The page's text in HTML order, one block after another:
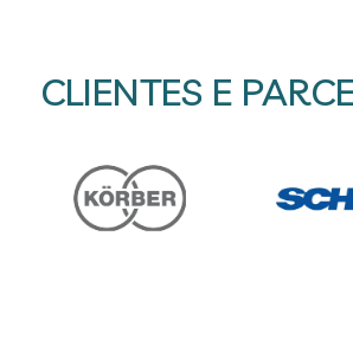
CLIENTES E